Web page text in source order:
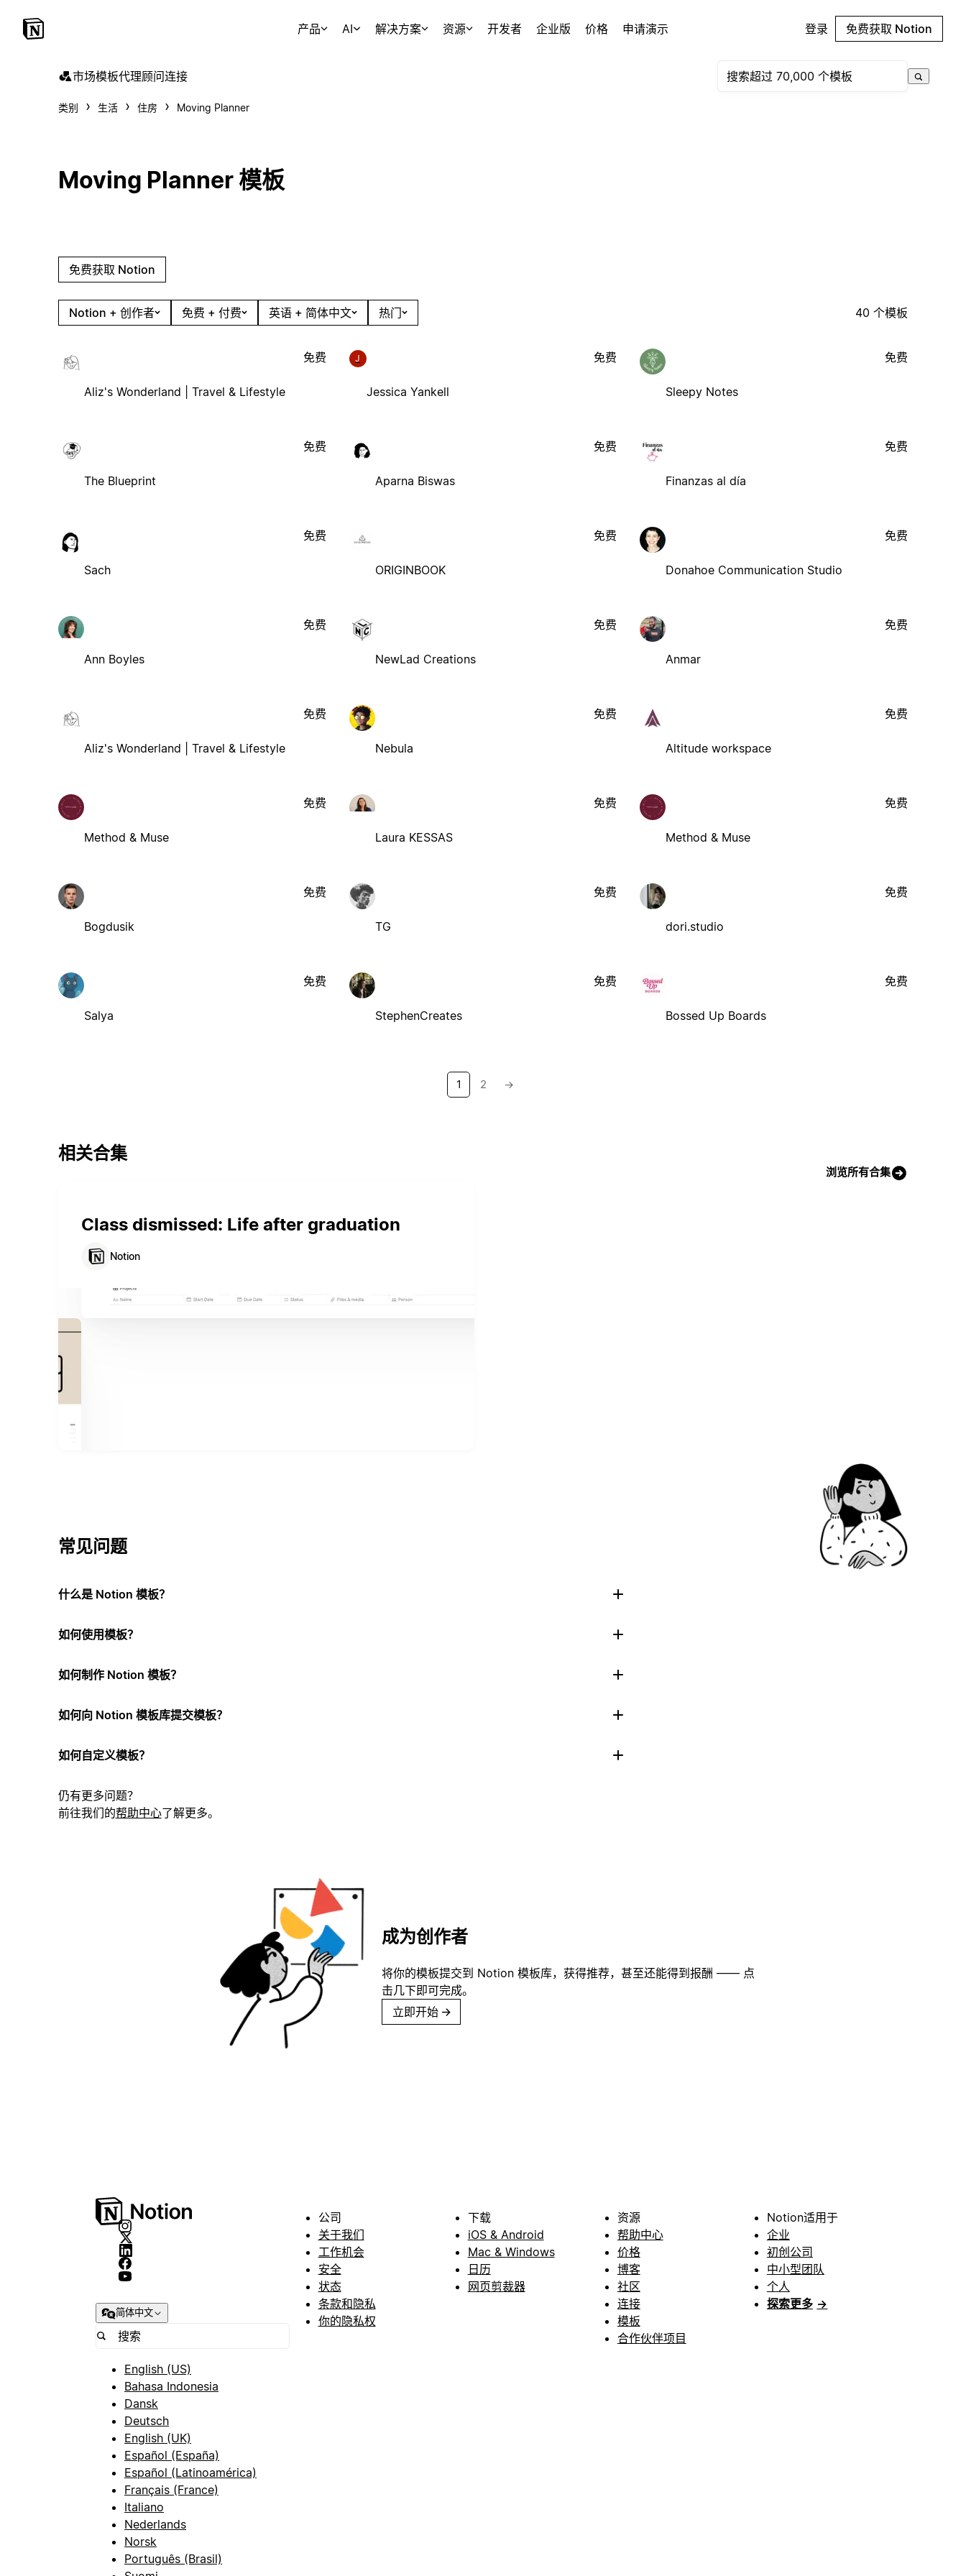
产品 AI 解决方案 资源 开发者 企业版 价格 申请演示 登录 免费获取 Notion
市场模板代理顾问连接
类别 生活 住房 Moving Planner
Moving Planner 模板
免费获取 Notion
Notion + 创作者 免费 + 付费 英语 + 简体中文 热门 40 个模板
Aliz's Wonderland | Travel & Lifestyle
免费 J
Jessica Yankell
免费
Sleepy Notes
免费
The Blueprint
免费
Aparna Biswas
免费
Finanzas al día
免费
Sach
免费
ORIGINBOOK
免费
Donahoe Communication Studio
免费
Ann Boyles
免费
NewLad Creations
免费
Anmar
免费
Aliz's Wonderland | Travel & Lifestyle
免费
Nebula
免费
Altitude workspace
免费
Method & Muse
免费
Laura KESSAS
免费
Method & Muse
免费
Bogdusik
免费
TG
免费
dori.studio
免费
Salya
免费
StephenCreates
免费
Bossed Up Boards
免费
1 2 →
相关合集
浏览所有合集
Class dismissed: Life after graduation
Notion
常见问题
什么是 Notion 模板？
如何使用模板？
如何制作 Notion 模板？
如何向 Notion 模板库提交模板？
如何自定义模板？
仍有更多问题？
前往我们的帮助中心了解更多。
成为创作者
将你的模板提交到 Notion 模板库，获得推荐，甚至还能得到报酬 —— 点
击几下即可完成。
立即开始 →
简体中文
English (US)
Bahasa Indonesia
Dansk
Deutsch
English (UK)
Español (España)
Español (Latinoamérica)
Français (France)
Italiano
Nederlands
Norsk
Português (Brasil)
公司
关于我们
工作机会
安全
状态
条款和隐私
你的隐私权
下载
iOS & Android
Mac & Windows
日历
网页剪裁器
资源
帮助中心
价格
博客
社区
连接
模板
合作伙伴项目
Notion适用于
企业
初创公司
中小型团队
个人
探索更多 →